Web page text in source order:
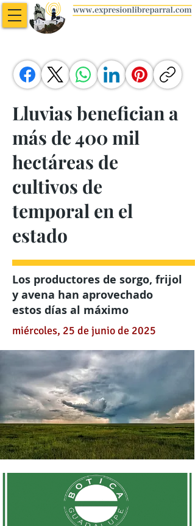
Lluvias benefician a
más de 400 mil
hectáreas de
cultivos de
temporal en el
estado
Los productores de sorgo, frijol
y avena han aprovechado
estos días al máximo
miércoles, 25 de junio de 2025